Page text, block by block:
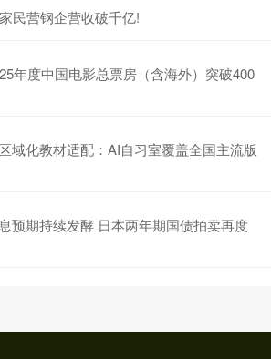
民营钢企营收破千亿!
年度中国电影总票房（含海外）突破400
域化教材适配：AI自习室覆盖全国主流版
预期持续发酵 日本两年期国债拍卖再度